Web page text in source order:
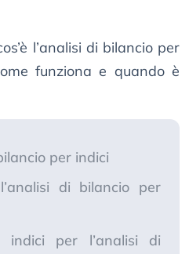
l’analisi di bilancio per
funziona e quando è
per indici
di bilancio per
indici per l’analisi di